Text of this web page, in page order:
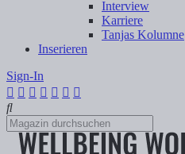
Interview
Karriere
Tanjas Kolumne
Inserieren
Sign-In